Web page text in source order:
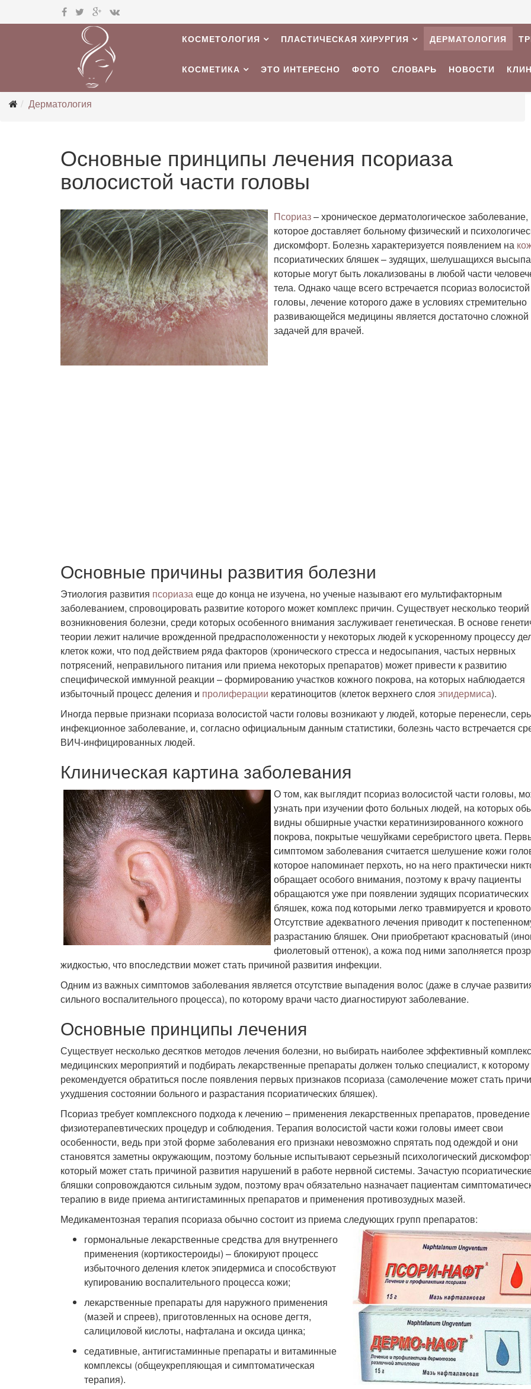
КОСМЕТОЛОГИЯ ПЛАСТИЧЕСКАЯ ХИРУРГИЯ ДЕРМАТОЛОГИЯ
КОСМЕТИКА ЭТО ИНТЕРЕСНО ФОТО СЛОВАРЬ НОВОСТИ
Дерматология
Основные принципы лечения псориаза
волосистой части головы
Псориаз– хроническое дерматологическое заболевание,
которое доставляет больному физический и
дискомфорт. Болезнь характеризуется появлением на
псориатических бляшек – зудящих, шелушащихся
которые могут быть локализованы в любой части
тела. Однако чаще всего встречается псориаз
головы, лечение которого даже в условиях стремительно
развивающейся медицины является достаточно сложной
задачей для врачей.
Основные причины развития болезни
Этиология развития псориаза еще до конца не изучена, но ученые называют его мультифакторным
заболеванием, спровоцировать развитие которого может комплекс причин. Существует несколько теорий
возникновения болезни, среди которых особенного внимания заслуживает генетическая. В основе
теории лежит наличие врожденной предрасположенности у некоторых людей к ускоренному процессу
клеток кожи, что под действием ряда факторов (хронического стресса и недосыпания, частых нервных
потрясений, неправильного питания или приема некоторых препаратов) может привести к развитию
специфической иммунной реакции – формированию участков кожного покрова, на которых наблюдается
избыточный процесс деления и пролиферации кератиноцитов (клеток верхнего слоя эпидермиса).
Иногда первые признаки псориаза волосистой части головы возникают у людей, которые перенесли,
инфекционное заболевание, и, согласно официальным данным статистики, болезнь часто встречается
ВИЧ-инфицированных людей.
Клиническая картина заболевания
О том, как выглядит псориаз волосистой части головы,
узнать при изучении фото больных людей, на которых
видны обширные участки кератинизированного кожного
покрова, покрытые чешуйками серебристого цвета.
симптомом заболевания считается шелушение кожи
которое напоминает перхоть, но на него практически
обращает особого внимания, поэтому к врачу пациенты
обращаются уже при появлении зудящих псориатических
бляшек, кожа под которыми легко травмируется и
Отсутствие адекватного лечения приводит к
разрастанию бляшек. Они приобретают красноватый
фиолетовый оттенок), а кожа под ними заполняется
жидкостью, что впоследствии может стать причиной развития инфекции.
Одним из важных симптомов заболевания является отсутствие выпадения волос (даже в случае
сильного воспалительного процесса), по которому врачи часто диагностируют заболевание.
Основные принципы лечения
Существует несколько десятков методов лечения болезни, но выбирать наиболее эффективный комплекс
медицинских мероприятий и подбирать лекарственные препараты должен только специалист, к которому
рекомендуется обратиться после появления первых признаков псориаза (самолечение может стать
ухудшения состоянии больного и разрастания псориатических бляшек).
Псориаз требует комплексного подхода к лечению – применения лекарственных препаратов, проведение
физиотерапевтических процедур и соблюдения. Терапия волосистой части кожи головы имеет свои
особенности, ведь при этой форме заболевания его признаки невозможно спрятать под одеждой и они
становятся заметны окружающим, поэтому больные испытывают серьезный психологический
который может стать причиной развития нарушений в работе нервной системы. Зачастую
бляшки сопровождаются сильным зудом, поэтому врач обязательно назначает пациентам
терапию в виде приема антигистаминных препаратов и применения противозудных мазей.
Медикаментозная терапия псориаза обычно состоит из приема следующих групп препаратов:
гормональные лекарственные средства для внутреннего
применения (кортикостероиды) – блокируют процесс
избыточного деления клеток эпидермиса и способствуют
купированию воспалительного процесса кожи;
лекарственные препараты для наружного применения
(мазей и спреев), приготовленных на основе дегтя,
салициловой кислоты, нафталана и оксида цинка;
седативные, антигистаминные препараты и витаминные
комплексы (общеукрепляющая и симптоматическая
терапия).